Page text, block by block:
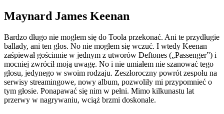
Maynard James Keenan
Bardzo długo nie mogłem się do Toola przekonać. Ani te przydługie
ballady, ani ten głos. No nie mogłem się wczuć. I wtedy Keenan
zaśpiewał gościnnie w jednym z utworów Deftones („Passenger”) i
mocniej zwrócił moją uwagę. No i nie umiałem nie szanować tego
głosu, jedynego w swoim rodzaju. Zeszłoroczny powrót zespołu na
serwisy streamingowe, nowy album, pozwoliły mi przypomnieć o
tym głosie. Ponapawać się nim w pełni. Mimo kilkunastu lat
przerwy w nagrywaniu, wciąż brzmi doskonale.